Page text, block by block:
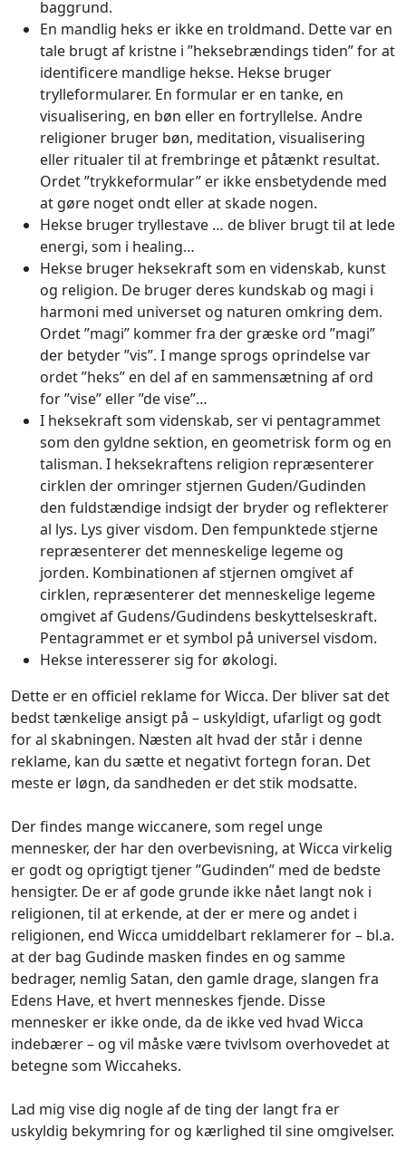
baggrund.
En mandlig heks er ikke en troldmand. Dette var en
tale brugt af kristne i ”heksebrændings tiden” for at
identificere mandlige hekse. Hekse bruger
trylleformularer. En formular er en tanke, en
visualisering, en bøn eller en fortryllelse. Andre
religioner bruger bøn, meditation, visualisering
eller ritualer til at frembringe et påtænkt resultat.
Ordet ”trykkeformular” er ikke ensbetydende med
at gøre noget ondt eller at skade nogen.
Hekse bruger tryllestave … de bliver brugt til at lede
energi, som i healing…
Hekse bruger heksekraft som en videnskab, kunst
og religion. De bruger deres kundskab og magi i
harmoni med universet og naturen omkring dem.
Ordet ”magi” kommer fra der græske ord ”magi”
der betyder ”vis”. I mange sprogs oprindelse var
ordet ”heks” en del af en sammensætning af ord
for ”vise” eller ”de vise”…
I heksekraft som videnskab, ser vi pentagrammet
som den gyldne sektion, en geometrisk form og en
talisman. I heksekraftens religion repræsenterer
cirklen der omringer stjernen Guden/Gudinden
den fuldstændige indsigt der bryder og reflekterer
al lys. Lys giver visdom. Den fempunktede stjerne
repræsenterer det menneskelige legeme og
jorden. Kombinationen af stjernen omgivet af
cirklen, repræsenterer det menneskelige legeme
omgivet af Gudens/Gudindens beskyttelseskraft.
Pentagrammet er et symbol på universel visdom.
Hekse interesserer sig for økologi.
Dette er en officiel reklame for Wicca. Der bliver sat det
bedst tænkelige ansigt på – uskyldigt, ufarligt og godt
for al skabningen. Næsten alt hvad der står i denne
reklame, kan du sætte et negativt fortegn foran. Det
meste er løgn, da sandheden er det stik modsatte.
Der findes mange wiccanere, som regel unge
mennesker, der har den overbevisning, at Wicca virkelig
er godt og oprigtigt tjener ”Gudinden” med de bedste
hensigter. De er af gode grunde ikke nået langt nok i
religionen, til at erkende, at der er mere og andet i
religionen, end Wicca umiddelbart reklamerer for – bl.a.
at der bag Gudinde masken findes en og samme
bedrager, nemlig Satan, den gamle drage, slangen fra
Edens Have, et hvert menneskes fjende. Disse
mennesker er ikke onde, da de ikke ved hvad Wicca
indebærer – og vil måske være tvivlsom overhovedet at
betegne som Wiccaheks.
Lad mig vise dig nogle af de ting der langt fra er
uskyldig bekymring for og kærlighed til sine omgivelser.